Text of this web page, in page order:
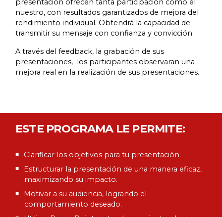
nuestro, con resultados garantizados de mejora del
rendimiento individual. Obtendrá la capacidad de
transmitir su mensaje con confianza y convicción.
A través del feedback, la grabación de sus
presentaciones, los participantes observaran una
mejora real en la realización de sus presentaciones.
ESTE PROGRAMA LE PERMITE:
Clarificar los objetivos para tu presentación.
Estructurar la presentación de una manera eficaz,
maximizando su impacto.
Motivar a su audiencia, logrando el
comportamiento deseado.